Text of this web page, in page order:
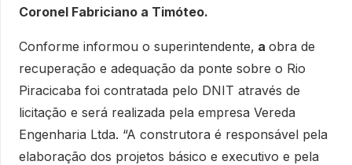
Coronel Fabriciano a Timóteo.
Conforme informou o superintendente, a obra de
recuperação e adequação da ponte sobre o Rio
Piracicaba foi contratada pelo DNIT através de
licitação e será realizada pela empresa Vereda
Engenharia Ltda. “A construtora é responsável pela
elaboração dos projetos básico e executivo e pela